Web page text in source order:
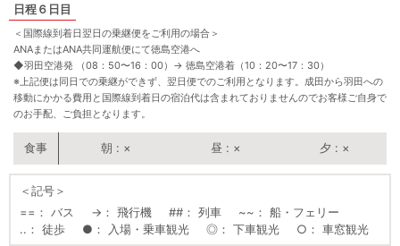
６日目
＜国際線到着日翌日の乗継便をご利用の場合＞
ANAまたはANA共同運航便にて徳島空港へ
◆羽田空港発 （08：50〜16：00） → 徳島空港着（10：20〜17：30）
※上記便は同日での乗継ができず、翌日便でのご利用となります。成田から羽田への
移動にかかる費用と国際線到着日の宿泊代は含まれておりませんのでお客様ご自身で
のお手配、ご負担となります。
朝 × 昼 × 夕 ×
＜記号＞
==
バス → 飛行機 ## 列車 ~~
船・フェリー
..
徒歩 ● 入場・乗車観光 ◎ 下車観光 ○ 車窓観光